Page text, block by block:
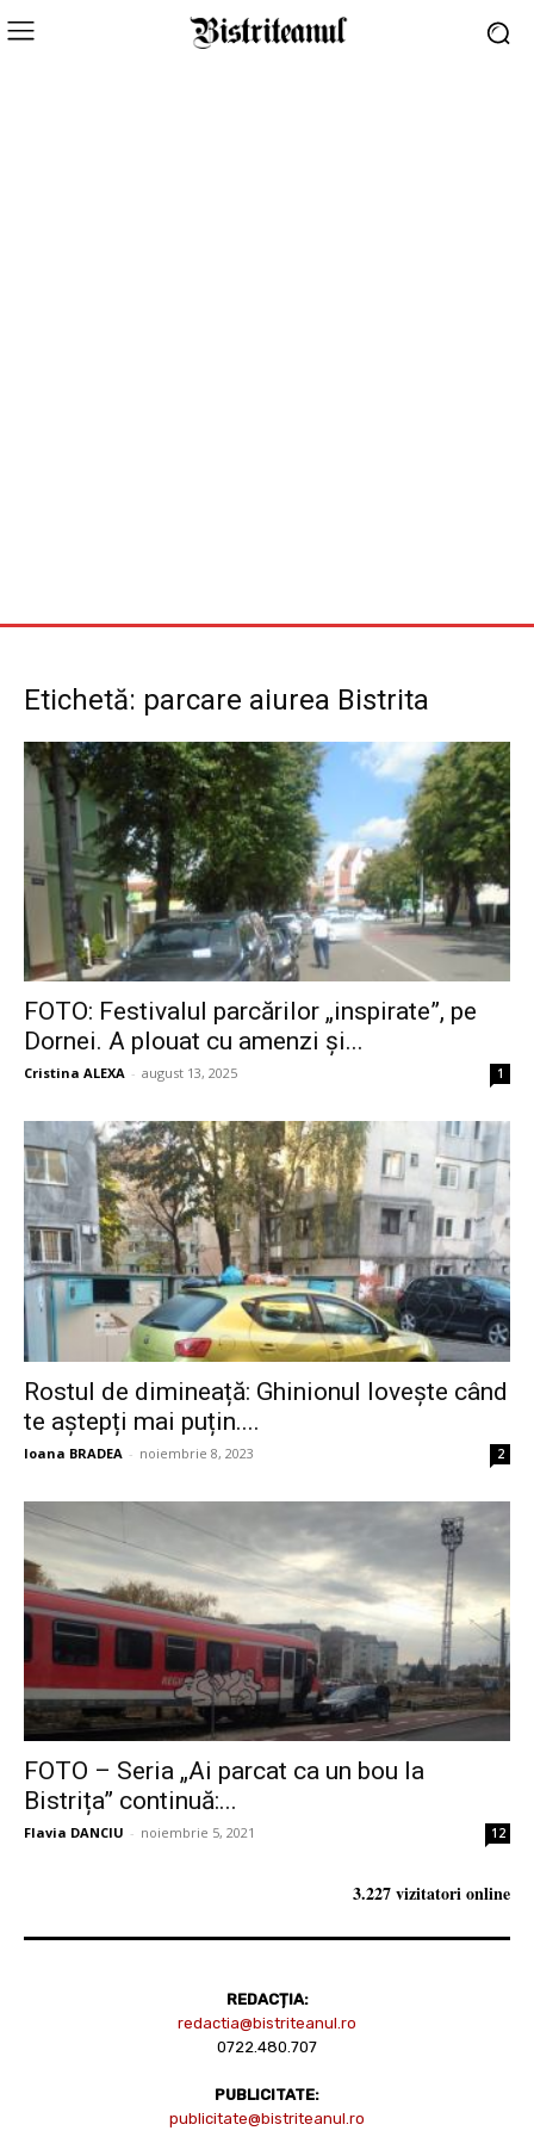
Etichetă: parcare aiurea Bistrita
FOTO: Festivalul parcărilor „inspirate”, pe
Dornei. A plouat cu amenzi și...
Cristina ALEXA - august 13, 2025 1
Rostul de dimineață: Ghinionul lovește când
te aștepți mai puțin....
Ioana BRADEA - noiembrie 8, 2023 2
FOTO – Seria „Ai parcat ca un bou la
Bistrița” continuă:...
Flavia DANCIU - noiembrie 5, 2021 12
3.227 vizitatori online
REDACȚIA:
redactia@bistriteanul.ro
0722.480.707
PUBLICITATE:
publicitate@bistriteanul.ro